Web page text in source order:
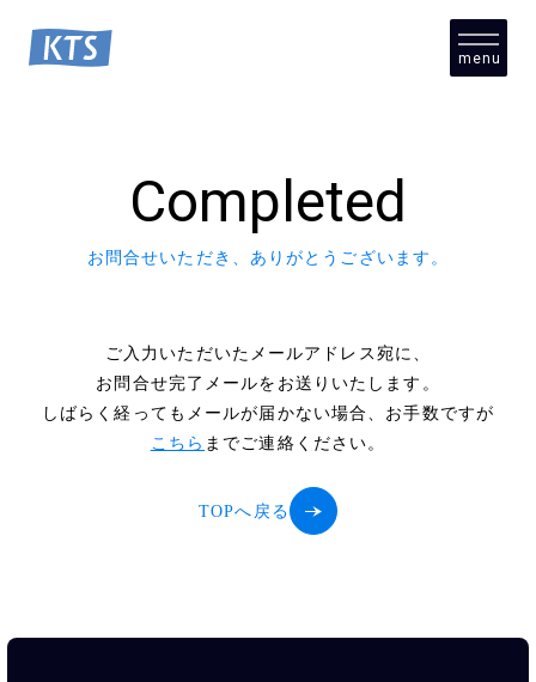
menu
close
Completed
お問合せいただき、ありがとうございます。
ご入力いただいたメールアドレス宛に、
お問合せ完了メールをお送りいたします。
しばらく経ってもメールが届かない場合、お手数ですが
こちら までご連絡ください。
TOPへ戻る